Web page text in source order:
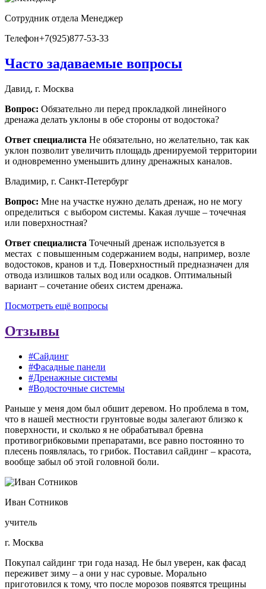
Сотрудник отдела Менеджер
Телефон+7(925)877-53-33
Часто задаваемые вопросы
Давид, г. Москва
Вопрос: Обязательно ли перед прокладкой линейного
дренажа делать уклоны в обе стороны от водостока?
Ответ специалиста Не обязательно, но желательно, так как
уклон позволит увеличить площадь дренируемой территории
и одновременно уменьшить длину дренажных каналов.
Владимир, г. Санкт-Петербург
Вопрос: Мне на участке нужно делать дренаж, но не могу
определиться с выбором системы. Какая лучше – точечная
или поверхностная?
Ответ специалиста Точечный дренаж используется в
местах с повышенным содержанием воды, например, возле
водостоков, кранов и т.д. Поверхностный предназначен для
отвода излишков талых вод или осадков. Оптимальный
вариант – сочетание обеих систем дренажа.
Посмотреть ещё вопросы
Отзывы
#Сайдинг
#Фасадные панели
#Дренажные системы
#Водосточные системы
Раньше у меня дом был обшит деревом. Но проблема в том,
что в нашей местности грунтовые воды залегают близко к
поверхности, и сколько я не обрабатывал бревна
противогрибковыми препаратами, все равно постоянно то
плесень появлялась, то грибок. Поставил сайдинг – красота,
вообще забыл об этой головной боли.
Иван Сотников
учитель
г. Москва
Покупал сайдинг три года назад. Не был уверен, как фасад
переживет зиму – а они у нас суровые. Морально
приготовился к тому, что после морозов появятся трещины